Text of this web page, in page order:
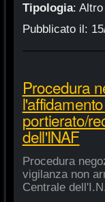
Tipologia: Altro
Pubblicato il:
Procedura
portierato/
dell'INAF
Procedura
vigilanza non
Centrale